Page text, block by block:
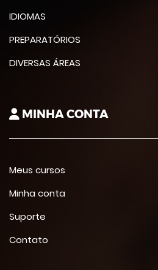
IDIOMAS
PREPARATÓRIOS
DIVERSAS ÁREAS
MINHA CONTA
Meus cursos
Minha conta
Suporte
Contato